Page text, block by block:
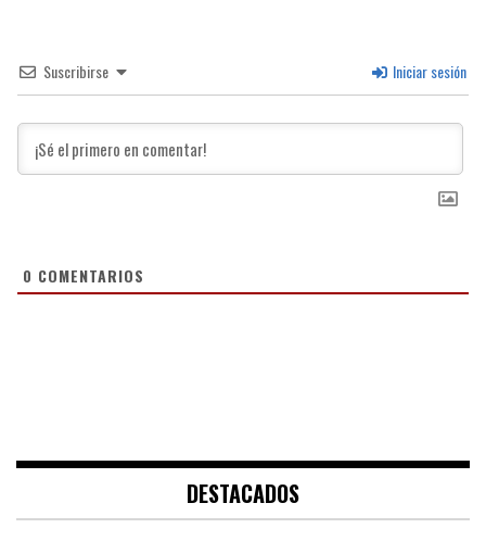
Suscribirse Iniciar sesión
0 COMENTARIOS
DESTACADOS